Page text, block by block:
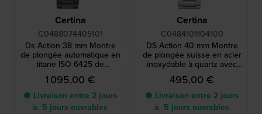
Certina
C0488074405101
Ds Action 38 mm Montre
de plongée automatique en
titane ISO 6425 de
fabrication suisse
1 095,00 €
● Livraison entre 2 jours
à 5 jours ouvrables
Certina
C0484101104100
DS Action 40 mm Montre
de plongée suisse en acier
inoxydable à quartz avec
date
495,00 €
● Livraison entre 2 jours
à 5 jours ouvrables